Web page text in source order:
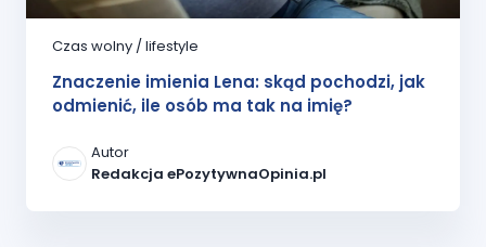
Czas wolny / lifestyle
Znaczenie imienia Lena: skąd pochodzi, jak
odmienić, ile osób ma tak na imię?
Autor
Redakcja ePozytywnaOpinia.pl